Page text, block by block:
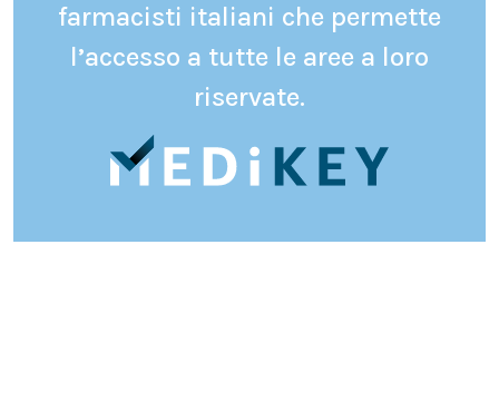
farmacisti italiani che permette
l’accesso a tutte le aree a loro
riservate.